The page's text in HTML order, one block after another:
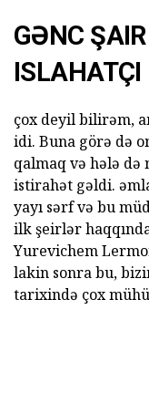
GƏNC
ISLAHATÇI
çox deyil bilirəm,
idi. Buna görə də
qalmaq və hələ də
istirahət gəldi.
yayı sərf və bu
ilk şeirlər
Yurevichem
lakin sonra bu,
tarixində çox